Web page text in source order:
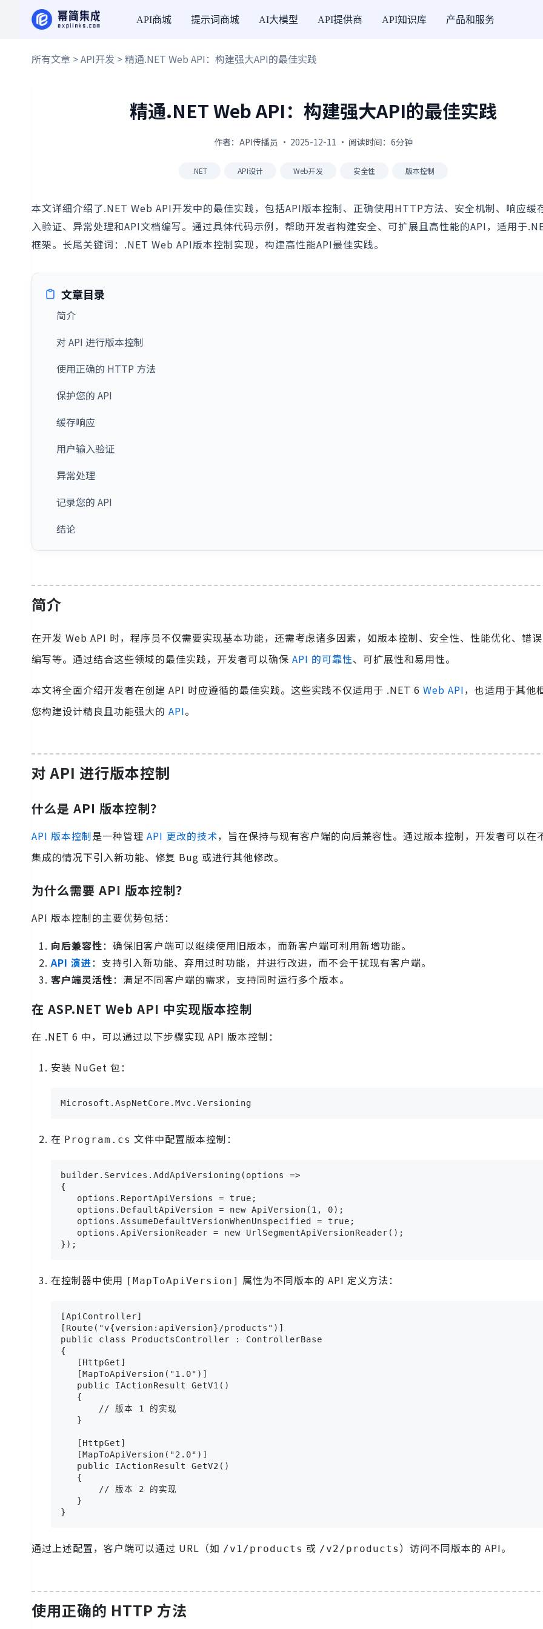
API商城 提示词商城 AI大模型 API提供商 API知识库 产品和服务
所有文章 >API开发 > 精通.NET Web API：构建强大API的最佳实践
精通.NET Web API：构建强大API的最佳实践
作者：API传播员 · 2025-12-11 · 阅读时间：6分钟
.NET API设计 Web开发 安全性 版本控制
本文详细介绍了.NET Web API开发中的最佳实践，包括API版本控制、正确使用HTTP方法、安全机制、响应缓
入验证、异常处理和API文档编写。通过具体代码示例，帮助开发者构建安全、可扩展且高性能的API，适用于
框架。长尾关键词：.NET Web API版本控制实现，构建高性能API最佳实践。
文章目录
简介
对 API 进行版本控制
使用正确的 HTTP 方法
保护您的 API
缓存响应
用户输入验证
异常处理
记录您的 API
结论
简介
在开发 Web API 时，程序员不仅需要实现基本功能，还需考虑诸多因素，如版本控制、安全性、性能优化、错
编写等。通过结合这些领域的最佳实践，开发者可以确保 API 的可靠性、可扩展性和易用性。
本文将全面介绍开发者在创建 API 时应遵循的最佳实践。这些实践不仅适用于 .NET 6 Web API，也适用于其他
您构建设计精良且功能强大的 API。
对 API 进行版本控制
什么是 API 版本控制？
API 版本控制是一种管理 API 更改的技术，旨在保持与现有客户端的向后兼容性。通过版本控制，开发者可以在
集成的情况下引入新功能、修复 Bug 或进行其他修改。
为什么需要 API 版本控制？
API 版本控制的主要优势包括：
向后兼容性：确保旧客户端可以继续使用旧版本，而新客户端可利用新增功能。
API 演进：支持引入新功能、弃用过时功能，并进行改进，而不会干扰现有客户端。
客户端灵活性：满足不同客户端的需求，支持同时运行多个版本。
在 ASP.NET Web API 中实现版本控制
在 .NET 6 中，可以通过以下步骤实现 API 版本控制：
安装 NuGet 包：
Microsoft.AspNetCore.Mvc.Versioning
在 Program.cs 文件中配置版本控制：
builder.Services.AddApiVersioning(options =>
{
   options.ReportApiVersions = true;
   options.DefaultApiVersion = new ApiVersion(1, 0);
   options.AssumeDefaultVersionWhenUnspecified = true;
   options.ApiVersionReader = new UrlSegmentApiVersionReader();
});
在控制器中使用 [MapToApiVersion] 属性为不同版本的 API 定义方法：
[ApiController]
[Route("v{version:apiVersion}/products")]
public class ProductsController : ControllerBase
{
   [HttpGet]
   [MapToApiVersion("1.0")]
   public IActionResult GetV1()
   {
       // 版本 1 的实现
   }
   [HttpGet]
   [MapToApiVersion("2.0")]
   public IActionResult GetV2()
   {
       // 版本 2 的实现
   }
}
通过上述配置，客户端可以通过 URL（如 /v1/products 或 /v2/products ）访问不同版本的 API。
使用正确的 HTTP 方法